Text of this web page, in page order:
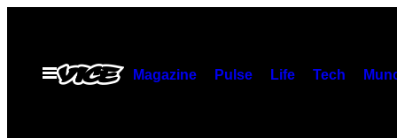
contentOpen
Menu
Magazine Pulse Life Tech